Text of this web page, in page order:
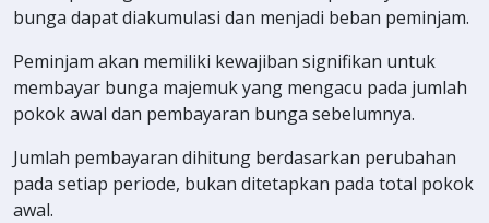
bunga dapat diakumulasi dan menjadi beban peminjam.
Peminjam akan memiliki kewajiban signifikan untuk
membayar bunga majemuk yang mengacu pada jumlah
pokok awal dan pembayaran bunga sebelumnya.
Jumlah pembayaran dihitung berdasarkan perubahan
pada setiap periode, bukan ditetapkan pada total pokok
awal.